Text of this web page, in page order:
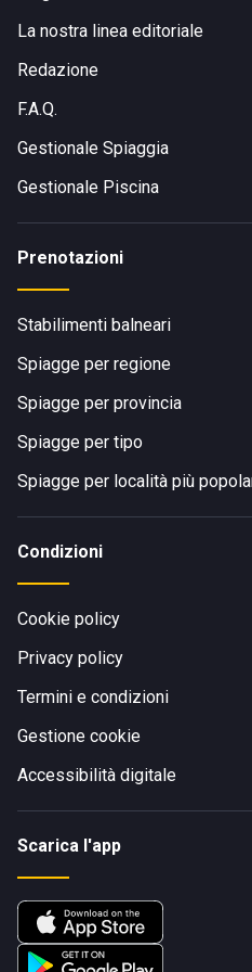
La nostra linea editoriale
Redazione
F.A.Q.
Gestionale Spiaggia
Gestionale Piscina
Prenotazioni
Stabilimenti balneari
Spiagge per regione
Spiagge per provincia
Spiagge per tipo
Spiagge per località più
Condizioni
Cookie policy
Privacy policy
Termini e condizioni
Gestione cookie
Accessibilità digitale
Scarica l'app